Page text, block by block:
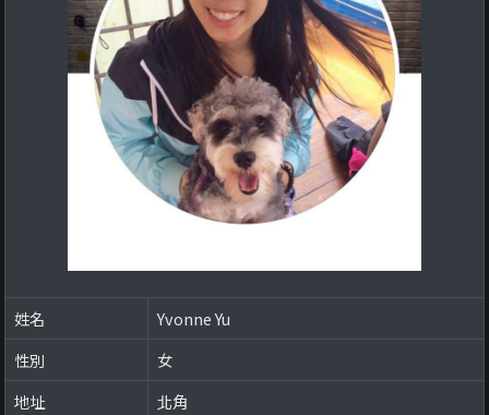
姓名
Yvonne Yu
性別
女
地址
北角